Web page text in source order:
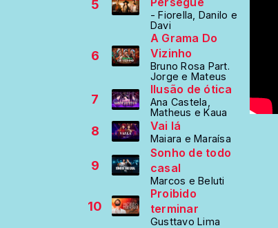
5
- Fiorella, Danilo e
Davi
6
A Grama Do
Vizinho
Bruno Rosa Part.
Jorge e Mateus
7
Ilusão de ótica
Ana Castela,
Matheus e Kaua
8 Vai lá
Maiara e Maraísa
9
Sonho de todo
casal
Marcos e Beluti
10
Proibido
terminar
Gusttavo Lima